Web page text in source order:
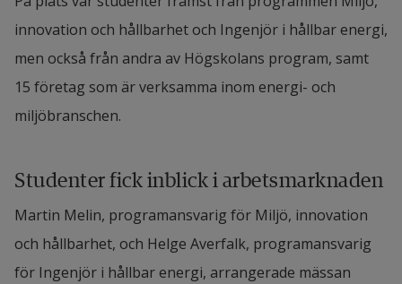
innovation och hållbarhet och Ingenjör i hållbar energi,
men också från andra av Högskolans program, samt
15 företag som är verksamma inom energi- och
miljöbranschen.
Studenter fick inblick i arbetsmarknaden
Martin Melin, programansvarig för Miljö, innovation
och hållbarhet, och Helge Averfalk, programansvarig
för Ingenjör i hållbar energi, arrangerade mässan